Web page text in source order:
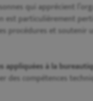
qui apprécient
est particulièrement
procédures et soutenir
appliquées à la
des compétences